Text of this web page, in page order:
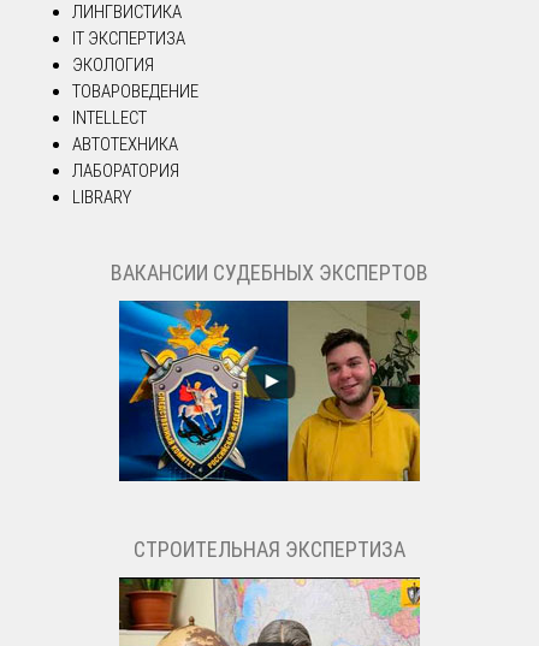
ЛИНГВИСТИКА
IT ЭКСПЕРТИЗА
ЭКОЛОГИЯ
ТОВАРОВЕДЕНИЕ
INTELLECT
АВТОТЕХНИКА
ЛАБОРАТОРИЯ
LIBRARY
ВАКАНСИИ СУДЕБНЫХ ЭКСПЕРТОВ
СТРОИТЕЛЬНАЯ ЭКСПЕРТИЗА